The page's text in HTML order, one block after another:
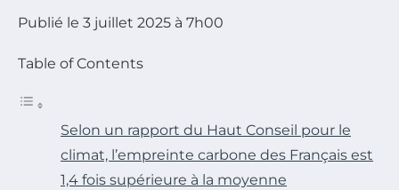
Publié le 3 juillet 2025 à 7h00
Table of Contents
Selon un rapport du Haut Conseil pour le
climat, l’empreinte carbone des Français est
1,4 fois supérieure à la moyenne